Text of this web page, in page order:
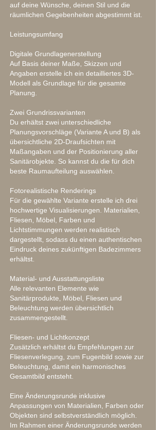
auf deine Wünsche, deinen Stil und die
räumlichen Gegebenheiten abgestimmt ist.
Leistungsumfang
Digitale Grundlagenerstellung
Auf Basis deiner Maße, Skizzen und
Angaben erstelle ich ein detailliertes 3D-
Modell als Grundlage für die gesamte
Planung.
Zwei Grundrissvarianten
Du erhältst zwei unterschiedliche
Planungsvorschläge (Variante A und B) als
übersichtliche 2D-Draufsichten mit
Maßangaben und der Positionierung aller
Sanitärobjekte. So kannst du die für dich
beste Raumaufteilung auswählen.
Fotorealistische Renderings
Für die gewählte Variante erstelle ich drei
hochwertige Visualisierungen. Materialien,
Fliesen, Möbel, Farben und
Lichtstimmungen werden realistisch
dargestellt, sodass du einen authentischen
Eindruck deines zukünftigen Badezimmers
erhältst.
Material- und Ausstattungsliste
Alle relevanten Elemente wie
Sanitärprodukte, Möbel, Fliesen und
Beleuchtung werden übersichtlich
zusammengestellt.
Fliesen- und Lichtkonzept
Zusätzlich erhältst du Empfehlungen zur
Fliesenverlegung, zum Fugenbild sowie zur
Beleuchtung, damit ein harmonisches
Gesamtbild entsteht.
Eine Änderungsrunde inklusive
Anpassungen von Materialien, Farben oder
Objekten sind selbstverständlich möglich.
Im Rahmen einer Änderungsrunde werden